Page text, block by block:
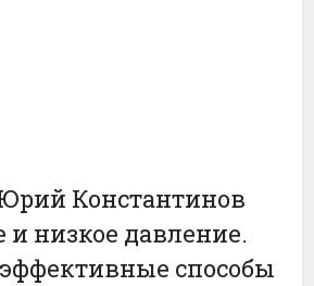
Константинов
и низкое давление.
способы